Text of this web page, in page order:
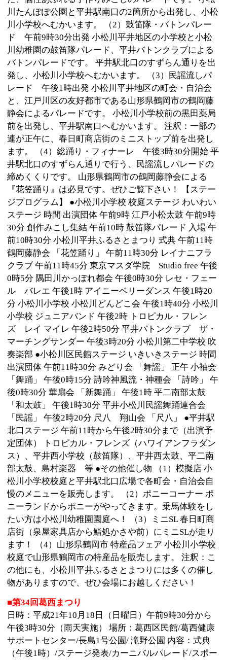
クラブ 午前11時45分 東京マスダ学院 Studio free 午後
0時5分 隅田川かっぽれ都会 午後0時30分 レセ・フェー
ル バレエ 午後1時 アイニーベリーダンス 午後1時20
分 小松川小学校 小松川どんどこ会 午後1時40分 小松川
小学校 ジュニアバンド 午後2時 トロピカル・フレン
ズ レイ マイレ 午後2時50分 平井バトンクラブ ザ・
マーチングサンダー 午後3時20分 小松川第二中学校 吹
奏楽部 ●小松川区民館ステージ いきいきステージ 時間
出演団体 午前11時30分 みどり会 「舞謡」 正午 小袖会
「舞踊」 午後0時15分 詩吟神風流・神種会 「詩吟」 午
後0時30分 華扇会 「新舞踊」 午後1時 平二南部太鼓
「和太鼓」 午後1時30分 平井小松川民謡舞踊連合会
「民謡」 午後2時20分 尺八 翔山会 「尺八」 ●平井駅
北口ステージ 午前11時から午後2時30分まで（出演予
定団体） トロピカル・フレンズ（ハワイアンフラダン
ス）、平井西小学校（鼓笛隊）、平井西太鼓、平二南
部太鼓、島村楽器 等 ●その他催し物 （1）模擬店 小
松川小学校校庭と平井駅北口広場で各町会・自治会自
慢のメニューを販売します。 （2）ポニーコーナー ポ
ニーランドからポニーがやってきます。乗馬体験をし
たい方は小松川幼稚園園庭へ！ （3）ミニSL 春日町商
店街（泉屋家具店から鮨処かさや前）にミニSLが走り
ます！ （4）山形県鶴岡市 特産品フェア 小松川小学校
校庭で山形県鶴岡市の特産品を販売します。 注釈：こ
の他にも、小松川平井ふるさとまつりには多くの催し
物がありますので、ぜひ会場にお越しください！
■第34回葛西まつり
日時：平成21年10月18日（日曜日）午前9時30分から
午後3時30分（雨天実施） 場所：葛西区民館/葛西健康
サポートセンター/長島1号公園/ 滝野公園 内容：式典
（午後1時）/ステージ発表/カーニバルパレード/スポー
ツ＆ゲームコーナー/芸能発表会/サークル作品展示 模
擬店 ほか 葛西事務所地域サービス係 電話 03-3688-
0431
■小松川平井ふるさとまつり
日時：平成21年10月18日（日曜日）午前9時から午後4
時 会場：小松川小学校校庭・小松川幼稚園園庭・平井
駅北口ほか 主催：小松川平井ふるさとまつり実行委員
会
■第17回みんなの秋まつり
日時：平成21年10月18日（日曜日）午前10時から午後
2時30分 会場：みんなの家 内容：利用者作品展示、即
売、模擬店、バザー、アトラクション、その他 記事：
江戸川区ホームページより抜粋
このページの先頭へ
江戸川区時間 墨田区時間 葛飾区時間
表示：PC|モバイル
© 2013 art blue Inc.